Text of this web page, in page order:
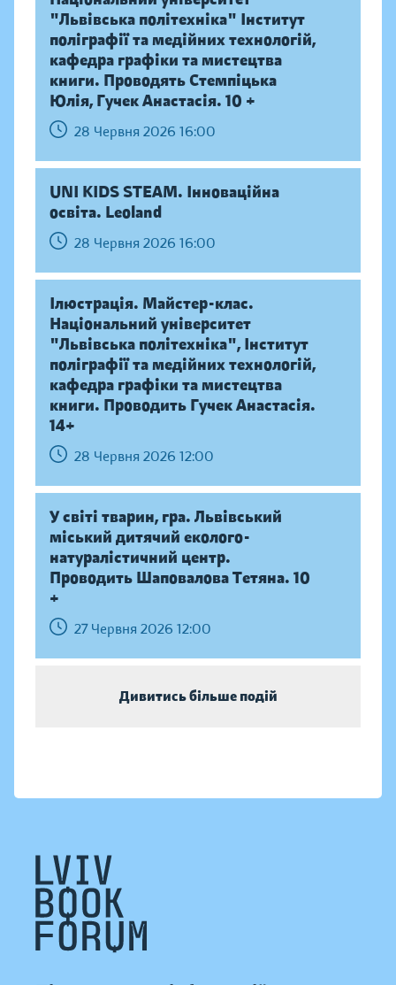
"Львівська політехніка" Інститут
поліграфії та медійних технологій,
кафедра графіки та мистецтва
книги. Проводять Стемпіцька
Юлія, Гучек Анастасія. 10 +
28 Червня 2026 16:00
UNI KIDS STEAM. Інноваційна
освіта. Leoland
28 Червня 2026 16:00
Ілюстрація. Майстер-клас.
Національний університет
"Львівська політехніка", Інститут
поліграфії та медійних технологій,
кафедра графіки та мистецтва
книги. Проводить Гучек Анастасія.
14+
28 Червня 2026 12:00
У світі тварин, гра. Львівський
міський дитячий еколого-
натуралістичний центр.
Проводить Шаповалова Тетяна. 10
+
27 Червня 2026 12:00
Дивитись більше подій